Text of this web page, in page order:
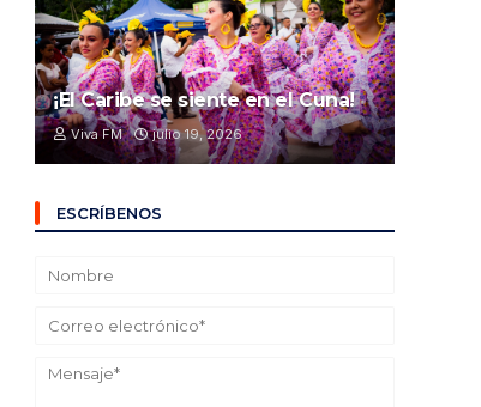
¡El Caribe se siente en el Cuna!
Viva FM julio 19, 2026
ESCRÍBENOS